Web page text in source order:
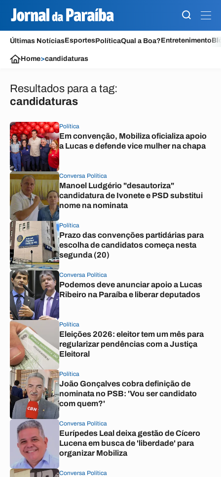
Últimas NotíciasEsportesPolíticaQual a Boa?Entretenimento
Home>candidaturas
Resultados para a tag:
candidaturas
Política
Em convenção, Mobiliza oficializa apoio
a Lucas e defende vice mulher na chapa
Conversa Política
Manoel Ludgério "desautoriza"
candidatura de Ivonete e PSD substitui
nome na nominata
Política
Prazo das convenções partidárias para
escolha de candidatos começa nesta
segunda (20)
Conversa Política
Podemos deve anunciar apoio a Lucas
Ribeiro na Paraíba e liberar deputados
Política
Eleições 2026: eleitor tem um mês para
regularizar pendências com a Justiça
Eleitoral
Política
João Gonçalves cobra definição de
nominata no PSB: 'Vou ser candidato
com quem?'
Conversa Política
Eurípedes Leal deixa gestão de Cícero
Lucena em busca de 'liberdade' para
organizar Mobiliza
Conversa Política